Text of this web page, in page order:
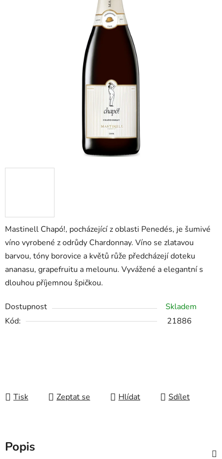
Mastinell Chapó!, pocházející z oblasti Penedés, je šumivé
víno vyrobené z odrůdy Chardonnay. Víno se zlatavou
barvou, tóny borovice a květů růže předcházejí doteku
ananasu, grapefruitu a melounu. Vyvážené a elegantní s
dlouhou příjemnou špičkou.
Dostupnost
Skladem
Kód:
21886
Tisk Zeptat se Hlídat Sdílet
Popis